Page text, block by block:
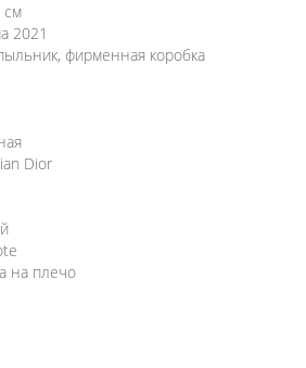
см
2021
фирменная коробка
Dior
на плечо